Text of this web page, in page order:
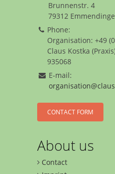
Brunnenstr. 4
79312
Phone:
Organisation: +49
Claus Kostka
935068
E-mail:
CONTACT FORM
About us
Contact